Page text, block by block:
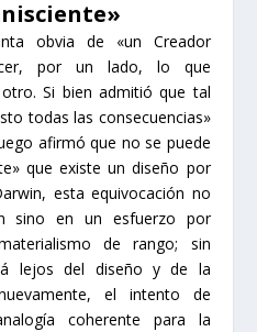
obvia de «un Creador
por un lado, lo que
Si bien admitió que tal
todas las consecuencias»
afirmó que no se puede
que existe un diseño por
esta equivocación no
sino en un esfuerzo por
de rango; sin
lejos del diseño y de la
el intento de
coherente para la